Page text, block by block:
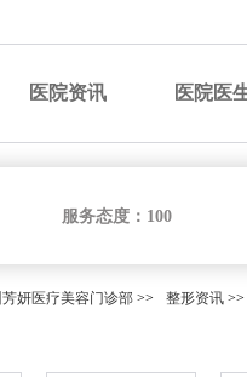
医院资讯 医院医
服务态度： 100
妍医疗美容门诊部 >> 整形资讯 >>